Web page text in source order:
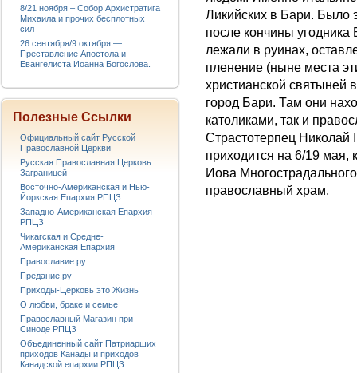
Ликий­ских в Бари. Было
после кончины
лежали в руинах,
пленение (ныне места
христианской святыней
город Бари. Там они
католиками, так и
Страстотерпец Николай
приходится на 6/19 мая,
Иова
православный храм.
8/21 ноября – Собор Архистратига
Михаила и прочих бесплотных
сил
26 сентября/9 октября —
Преставление Апостола и
Евангелиста Иоанна Богослова.
Полезные Ссылки
Официальный сайт Русской
Православной Церкви
Русская Православная Церковь
Заграницей
Восточно-Американская и Нью-
Йоркская Епархия РПЦЗ
Западно-Американская Епархия
РПЦЗ
Чикагская и Средне-
Американская Епархия
Православие.ру
Предание.ру
Приходы-Церковь это Жизнь
О любви, браке и семье
Православный Магазин при
Синоде РПЦЗ
Объединенный сайт Патриарших
приходов Канады и приходов
Канадской епархии РПЦЗ